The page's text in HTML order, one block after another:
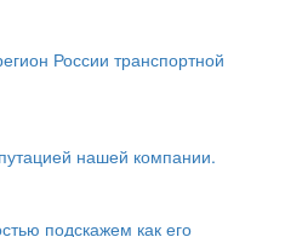
России транспортной
нашей компании.
подскажем как его